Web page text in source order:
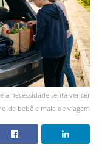
a necessidade tenta vencer
de bebê e mala de viagem